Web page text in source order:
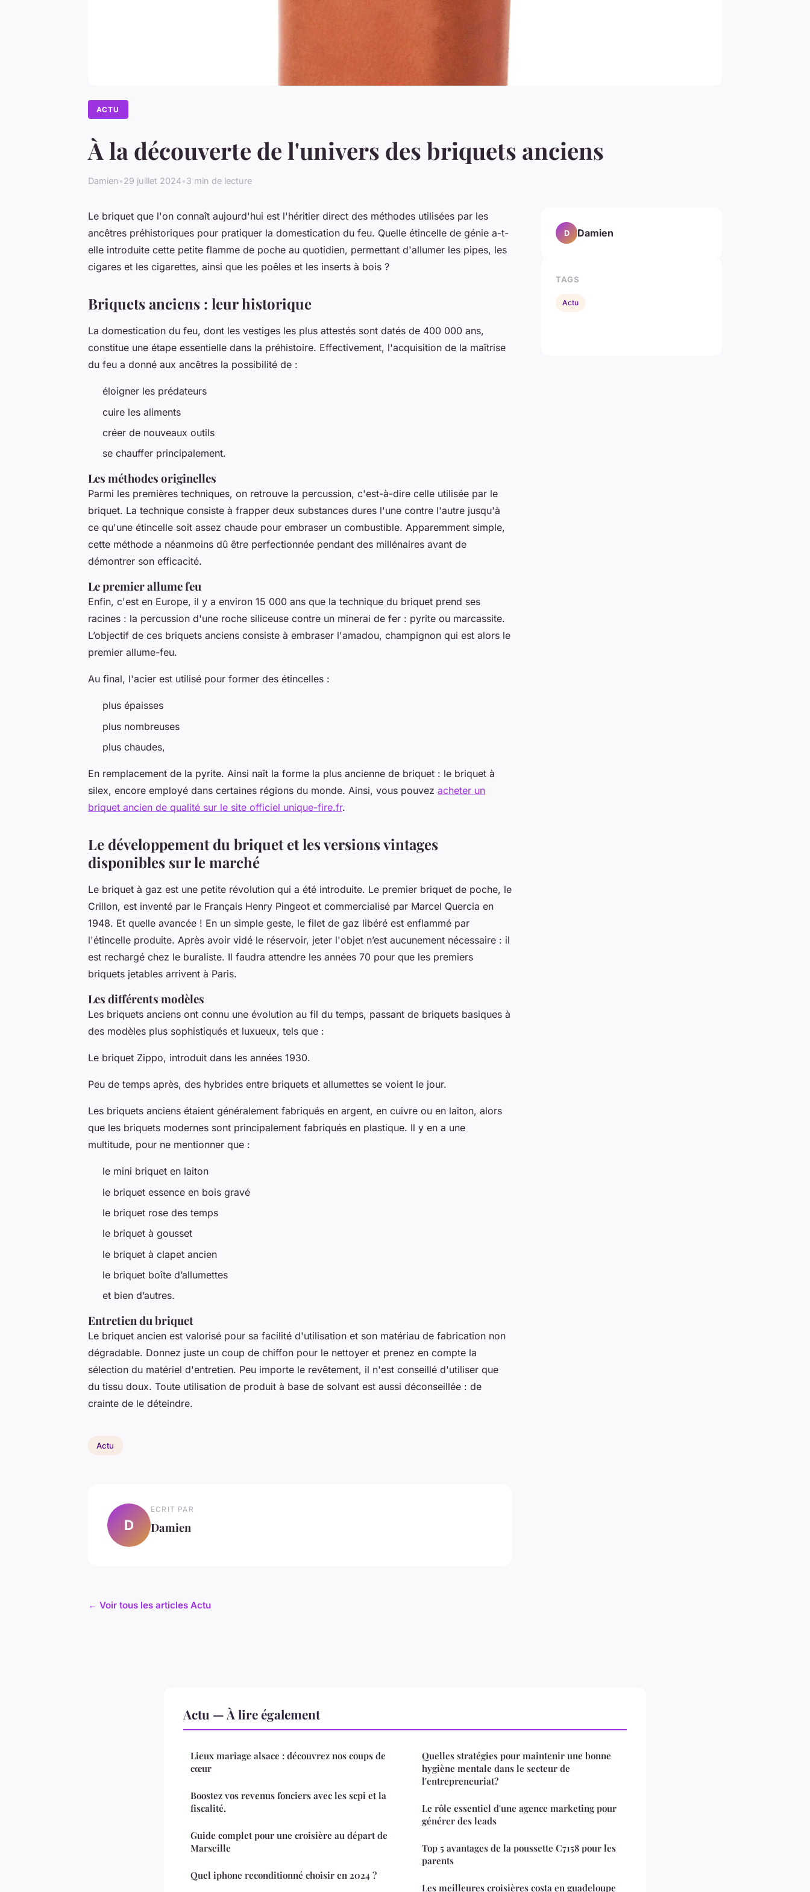
ACTU
À la découverte de l'univers des briquets anciens
Damien•29 juillet 2024•3 min de lecture
Le briquet que l'on connaît aujourd'hui est l'héritier direct des méthodes utilisées par les
ancêtres préhistoriques pour pratiquer la domestication du feu. Quelle étincelle de génie a-t-
elle introduite cette petite flamme de poche au quotidien, permettant d'allumer les pipes, les
cigares et les cigarettes, ainsi que les poêles et les inserts à bois ?
Briquets anciens : leur historique
La domestication du feu, dont les vestiges les plus attestés sont datés de 400 000 ans,
constitue une étape essentielle dans la préhistoire. Effectivement, l'acquisition de la maîtrise
du feu a donné aux ancêtres la possibilité de :
éloigner les prédateurs
cuire les aliments
créer de nouveaux outils
se chauffer principalement.
Les méthodes originelles
Parmi les premières techniques, on retrouve la percussion, c'est-à-dire celle utilisée par le
briquet. La technique consiste à frapper deux substances dures l'une contre l'autre jusqu'à
ce qu'une étincelle soit assez chaude pour embraser un combustible. Apparemment simple,
cette méthode a néanmoins dû être perfectionnée pendant des millénaires avant de
démontrer son efficacité.
Le premier allume feu
Enfin, c'est en Europe, il y a environ 15 000 ans que la technique du briquet prend ses
racines : la percussion d'une roche siliceuse contre un minerai de fer : pyrite ou marcassite.
L’objectif de ces briquets anciens consiste à embraser l'amadou, champignon qui est alors le
premier allume-feu.
Au final, l'acier est utilisé pour former des étincelles :
plus épaisses
plus nombreuses
plus chaudes,
En remplacement de la pyrite. Ainsi naît la forme la plus ancienne de briquet : le briquet à
silex, encore employé dans certaines régions du monde. Ainsi, vous pouvez acheter un
briquet ancien de qualité sur le site officiel unique-fire.fr.
Le développement du briquet et les versions vintages
disponibles sur le marché
Le briquet à gaz est une petite révolution qui a été introduite. Le premier briquet de poche, le
Crillon, est inventé par le Français Henry Pingeot et commercialisé par Marcel Quercia en
1948. Et quelle avancée ! En un simple geste, le filet de gaz libéré est enflammé par
l'étincelle produite. Après avoir vidé le réservoir, jeter l'objet n’est aucunement nécessaire : il
est rechargé chez le buraliste. Il faudra attendre les années 70 pour que les premiers
briquets jetables arrivent à Paris.
Les différents modèles
Les briquets anciens ont connu une évolution au fil du temps, passant de briquets basiques à
des modèles plus sophistiqués et luxueux, tels que :
Le briquet Zippo, introduit dans les années 1930.
Peu de temps après, des hybrides entre briquets et allumettes se voient le jour.
Les briquets anciens étaient généralement fabriqués en argent, en cuivre ou en laiton, alors
que les briquets modernes sont principalement fabriqués en plastique. Il y en a une
multitude, pour ne mentionner que :
le mini briquet en laiton
le briquet essence en bois gravé
le briquet rose des temps
le briquet à gousset
le briquet à clapet ancien
le briquet boîte d’allumettes
et bien d’autres.
Entretien du briquet
Le briquet ancien est valorisé pour sa facilité d'utilisation et son matériau de fabrication non
dégradable. Donnez juste un coup de chiffon pour le nettoyer et prenez en compte la
sélection du matériel d'entretien. Peu importe le revêtement, il n'est conseillé d'utiliser que
du tissu doux. Toute utilisation de produit à base de solvant est aussi déconseillée : de
crainte de le déteindre.
Actu
D
ECRIT PAR
Damien
← Voir tous les articles Actu
D Damien
TAGS
Actu
Actu — À lire également
Lieux mariage alsace : découvrez nos coups de
cœur
Boostez vos revenus fonciers avec les scpi et la
fiscalité.
Guide complet pour une croisière au départ de
Marseille
Quel iphone reconditionné choisir en 2024 ?
Quelles stratégies pour maintenir une bonne
hygiène mentale dans le secteur de
l'entrepreneuriat?
Le rôle essentiel d'une agence marketing pour
générer des leads
Top 5 avantages de la poussette C7158 pour les
parents
Les meilleures croisières costa en guadeloupe